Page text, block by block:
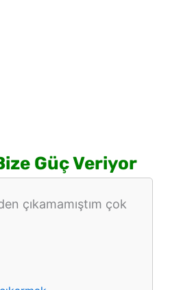
Güç Veriyor
çıkamamıştım çok